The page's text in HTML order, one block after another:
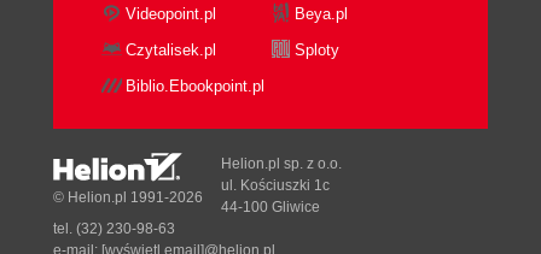
Designing for the small screen
Delivering content when download
Complying with file size
restrictions
Working with images
Understanding the different image
formats
Resizing an image
Videopoint.pl
Beya.pl
Czytalisek.pl
Sploty
Biblio.Ebookpoint.pl
© Helion.pl 1991-2026
Helion.pl sp. z o.o.
ul. Kościuszki 1c
44-100 Gliwice
tel. (32) 230-98-63
e-mail: [wyświetl email]@helion.pl